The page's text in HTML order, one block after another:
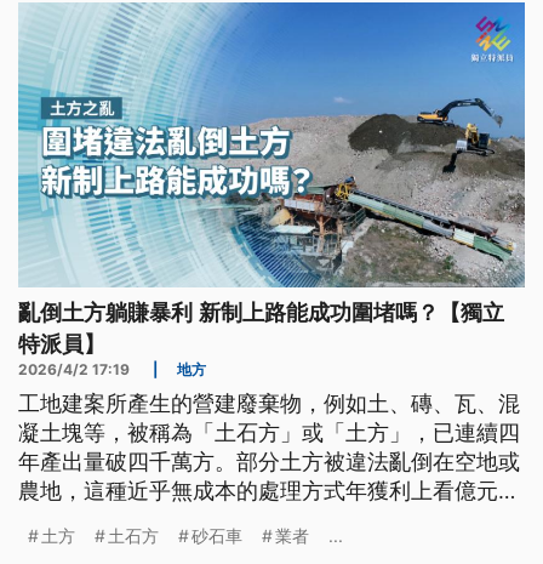
亂倒土方躺賺暴利 新制上路能成功圍堵嗎？【獨立
特派員】
2026/4/2 17:19 地方
工地建案所產生的營建廢棄物，例如土、磚、瓦、混
凝土塊等，被稱為「土石方」或「土方」，已連續四
年產出量破四千萬方。部分土方被違法亂倒在空地或
農地，這種近乎無成本的處理方式年獲利上看億元。
最終處理要全程追蹤並追究，但卻導致土方無處可
土方 土石方 砂石車 業者 ...